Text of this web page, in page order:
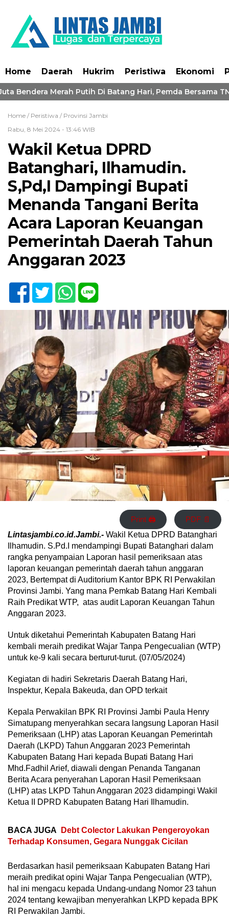
Home Daerah Hukrim Peristiwa Ekonomi
Bendera Merah Putih Di Batang Hari, Pemda Bersama
Home / Peristiwa / Provinsi Jambi
Rabu, 8 Mei 2024 - 13:46 WIB
Wakil Ketua DPRD
Batanghari, Ilhamudin.
S,Pd,I Dampingi Bupati
Menanda Tangani Berita
Acara Laporan Keuangan
Pemerintah Daerah Tahun
Anggaran 2023
Print 🖨 PDF 📄
Lintasjambi.co.id.Jambi.- Wakil Ketua DPRD Batanghari
Ilhamudin. S.Pd.I mendampingi Bupati Batanghari dalam
rangka penyampaian Laporan hasil pemeriksaan atas
laporan keuangan pemerintah daerah tahun anggaran
2023, Bertempat di Auditorium Kantor BPK RI Perwakilan
Provinsi Jambi. Yang mana Pemkab Batang Hari Kembali
Raih Predikat WTP, atas audit Laporan Keuangan Tahun
Anggaran 2023.
Untuk diketahui Pemerintah Kabupaten Batang Hari
kembali meraih predikat Wajar Tanpa Pengecualian (WTP)
untuk ke-9 kali secara berturut-turut. (07/05/2024)
Kegiatan di hadiri Sekretaris Daerah Batang Hari,
Inspektur, Kepala Bakeuda, dan OPD terkait
Kepala Perwakilan BPK RI Provinsi Jambi Paula Henry
Simatupang menyerahkan secara langsung Laporan Hasil
Pemeriksaan (LHP) atas Laporan Keuangan Pemerintah
Daerah (LKPD) Tahun Anggaran 2023 Pemerintah
Kabupaten Batang Hari kepada Bupati Batang Hari
Mhd.Fadhil Arief, diawali dengan Penanda Tanganan
Berita Acara penyerahan Laporan Hasil Pemeriksaan
(LHP) atas LKPD Tahun Anggaran 2023 didampingi Wakil
Ketua II DPRD Kabupaten Batang Hari Ilhamudin.
BACA JUGA
Debt Colector Lakukan Pengeroyokan
Terhadap Konsumen, Gegara Nunggak Cicilan
Berdasarkan hasil pemeriksaan Kabupaten Batang Hari
meraih predikat opini Wajar Tanpa Pengecualian (WTP),
hal ini mengacu kepada Undang-undang Nomor 23 tahun
2024 tentang kewajiban menyerahkan LKPD kepada BPK
RI Perwakilan Jambi.